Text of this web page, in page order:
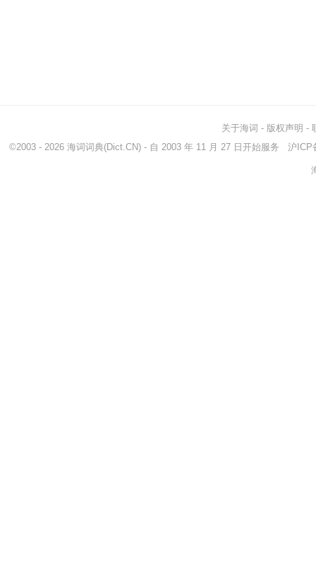
关于海词 - 版权声明 -
©2003 - 2026 海词词典(Dict.CN) - 自 2003 年 11 月 27 日开始服务 沪ICP